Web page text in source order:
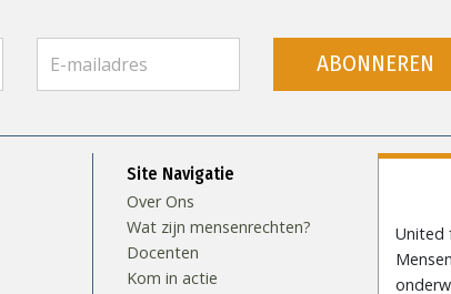
ABONNEREN
Site Navigatie
Over Ons
Wat zijn mensenrechten?
Docenten
Kom in actie
United